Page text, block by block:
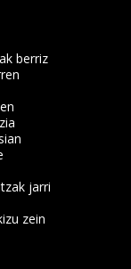
berriz
jarri
zein